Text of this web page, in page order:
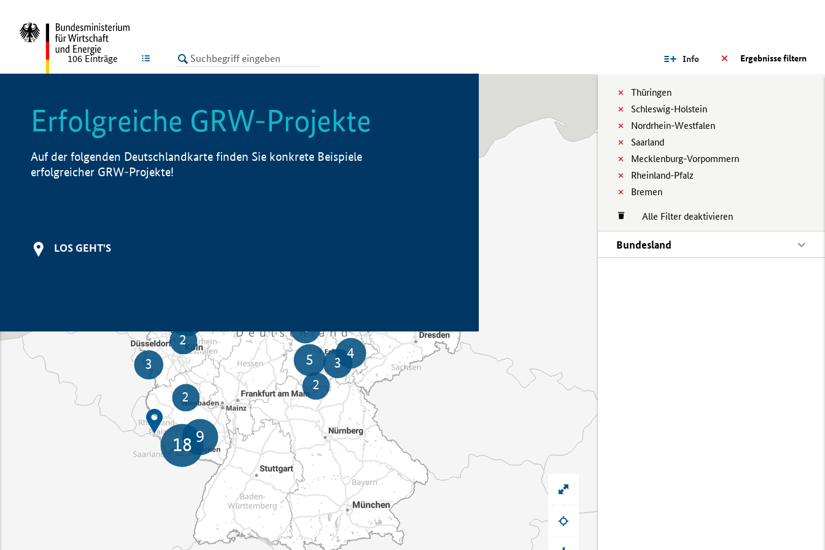
LISTE Ergebnisse filtern
Info
Thüringen
Schleswig-Holstein
Nordrhein-Westfalen
Saarland
Mecklenburg-Vorpommern
Rheinland-Pfalz
Bremen
Alle Filter deaktivieren
Bundesland
106 Einträge
Erfolgreiche GRW-Projekte
Auf der folgenden Deutschlandkarte finden Sie konkrete Beispiele
erfolgreicher GRW-Projekte!
LOS GEHT'S